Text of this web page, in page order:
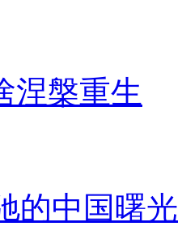
涅槃重生
的中国曙光